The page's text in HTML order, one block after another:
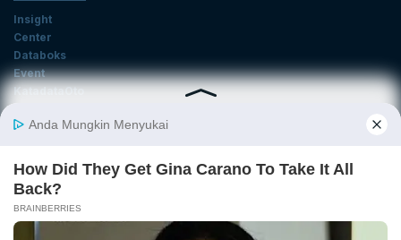
Insight
Center
Databoks
Event
KatadataOto
Email
Daftar